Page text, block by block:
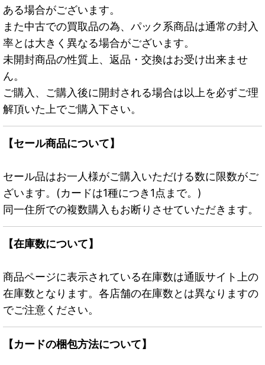
ある場合がございます。
また中古での買取品の為、パック系商品は通常の封入
率とは大きく異なる場合がございます。
未開封商品の性質上、返品・交換はお受け出来ませ
ん。
ご購入、ご購入後に開封される場合は以上を必ずご理
解頂いた上でご購入下さい。
【セール商品について】
セール品はお一人様がご購入いただける数に限数がご
ざいます。(カードは1種につき1点まで。)
同一住所での複数購入もお断りさせていただきます。
【在庫数について】
商品ページに表示されている在庫数は通販サイト上の
在庫数となります。各店舗の在庫数とは異なりますの
でご注意ください。
【カードの梱包方法について】